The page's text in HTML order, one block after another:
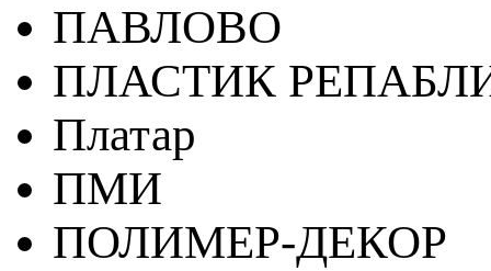
ПАВЛОВО
ПЛАСТИК
Платар
ПМИ
ПОЛИМЕР-ДЕКОР